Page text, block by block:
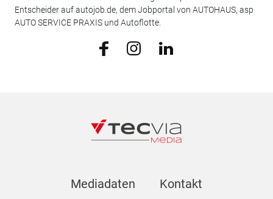
Entscheider auf autojob.de, dem Jobportal von AUTOHAUS, asp
AUTO SERVICE PRAXIS und Autoflotte.
Mediadaten Kontakt